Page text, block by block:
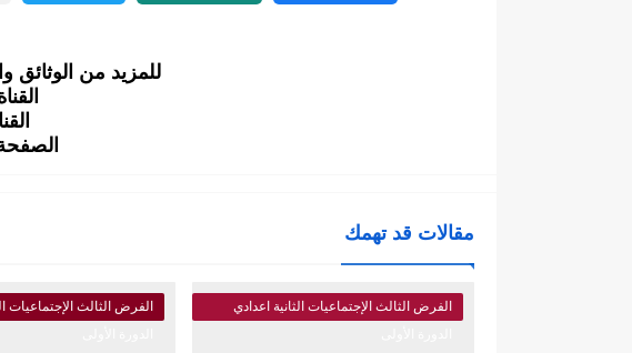
للمزيد من الوثائق
مقالات قد تهمك
الفرض الثالث الإجتماعيات الثانية اعدادي
الفرض الثالث الإجتماعيات